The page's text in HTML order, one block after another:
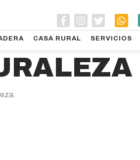
CASA RURAL SERVICIOS